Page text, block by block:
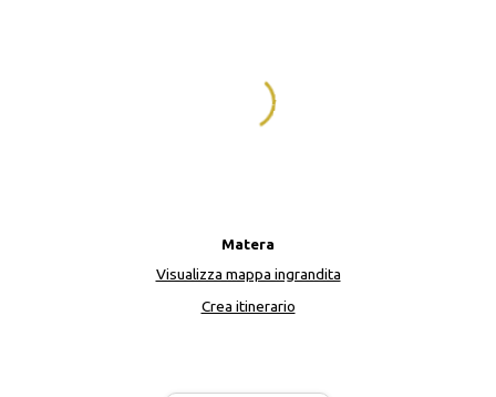
Matera
Visualizza mappa ingrandita
Crea itinerario